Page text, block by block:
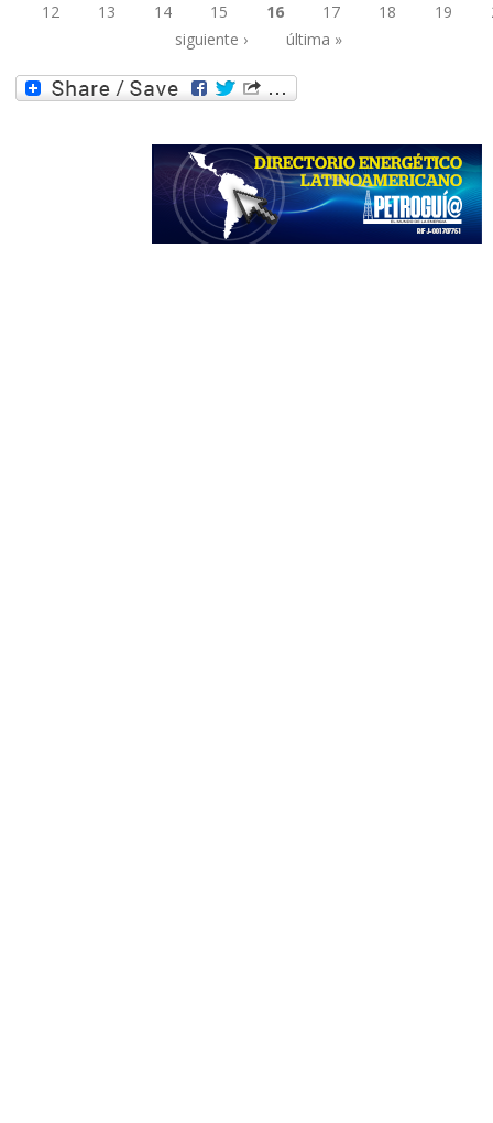
Páginas
12
13 14 15 16 17 18 19
siguiente ›
última »